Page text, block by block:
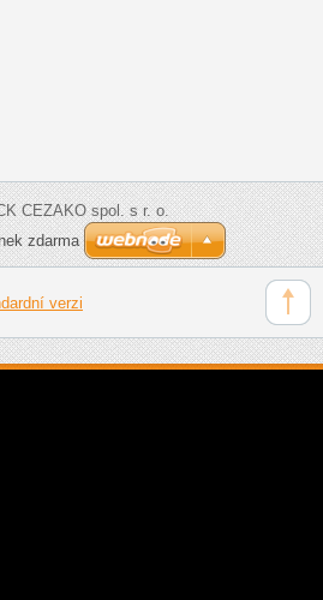
CEZAKO spol. s r. o.
zdarma
verzi